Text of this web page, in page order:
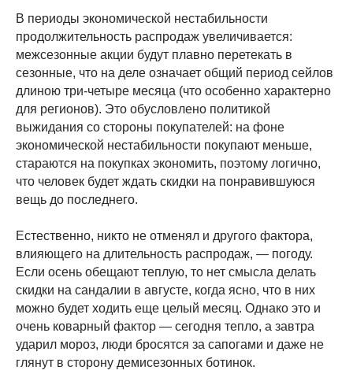
В периоды экономической нестабильности
продолжительность распродаж увеличивается:
межсезонные акции будут плавно перетекать в
сезонные, что на деле означает общий период сейлов
длиною три-четыре месяца (что особенно характерно
для регионов). Это обусловлено политикой
выжидания со стороны покупателей: на фоне
экономической нестабильности покупают меньше,
стараются на покупках экономить, поэтому логично,
что человек будет ждать скидки на понравившуюся
вещь до последнего.
Естественно, никто не отменял и другого фактора,
влияющего на длительность распродаж, — погоду.
Если осень обещают теплую, то нет смысла делать
скидки на сандалии в августе, когда ясно, что в них
можно будет ходить еще целый месяц. Однако это и
очень коварный фактор — сегодня тепло, а завтра
ударил мороз, люди бросятся за сапогами и даже не
глянут в сторону демисезонных ботинок.